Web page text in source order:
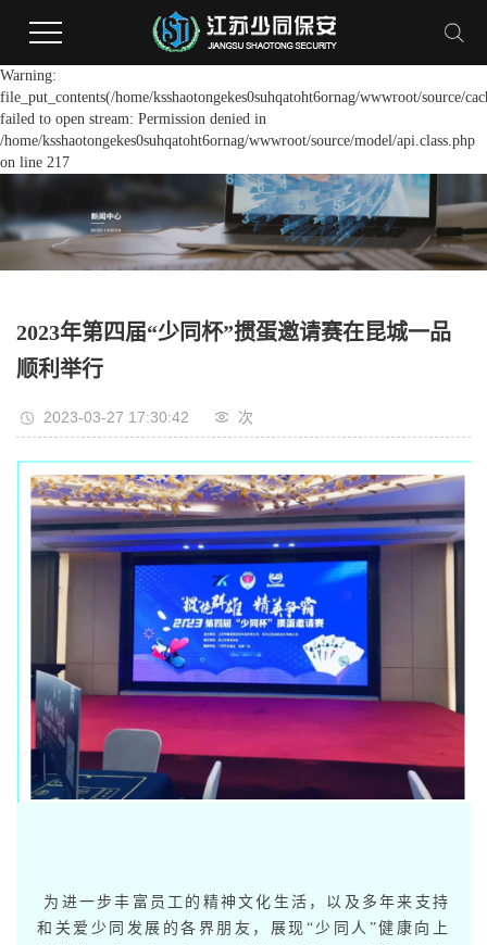
Warning:
file_put_contents(/home/ksshaotongekes0suhqatoht6ornag/wwwroot/source/
failed to open stream: Permission denied in
/home/ksshaotongekes0suhqatoht6ornag/wwwroot/source/model/api.class.php
on line 217
2023年第四届“少同杯”掼蛋邀请赛在昆城一品
顺利举行
2023-03-27 17:30:42 次
为进一步丰富员工的精神文化生活，以及多年来支持
和关爱少同发展的各界朋友，展现“少同人”健康向上